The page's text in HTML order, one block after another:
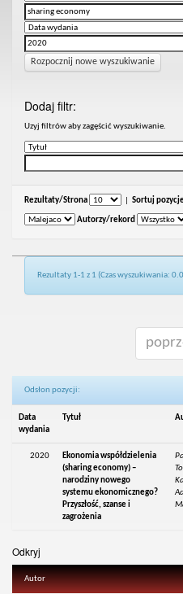
Rozpocznij nowe wyszukiwanie
Dodaj filtr:
Uzyj filtrów aby zagęścić wyszukiwanie.
Rezultaty/Strona Sortuj
Autorzy/rekord
Rezultaty 1-1 z 1 (Czas wyszukiwania:
Odsłon pozycji:
Data
wydania
Tytuł
2020
Ekonomia współdzielenia
(sharing economy) –
narodziny nowego
systemu ekonomicznego?
Przyszłość, szanse i
zagrożenia
Odkryj
Autor